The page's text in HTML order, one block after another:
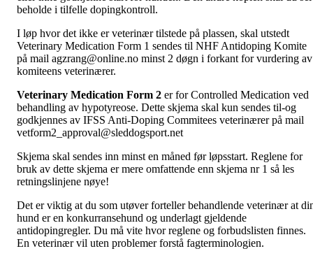
beholde i tilfelle dopingkontroll.
I løp hvor det ikke er veterinær tilstede på plassen, skal utstedt
Veterinary Medication Form 1 sendes til NHF Antidoping Komite
på mail agzrang@online.no minst 2 døgn i forkant for vurdering av
komiteens veterinærer.
Veterinary Medication Form 2 er for Controlled Medication ved
behandling av hypotyreose. Dette skjema skal kun sendes til-og
godkjennes av IFSS Anti-Doping Commitees veterinærer på mail
vetform2_approval@sleddogsport.net
Skjema skal sendes inn minst en måned før løpsstart. Reglene for
bruk av dette skjema er mere omfattende enn skjema nr 1 så les
retningslinjene nøye!
Det er viktig at du som utøver forteller behandlende veterinær at
hund er en konkurransehund og underlagt gjeldende
antidopingregler. Du må vite hvor reglene og forbudslisten finnes.
En veterinær vil uten problemer forstå fagterminologien.